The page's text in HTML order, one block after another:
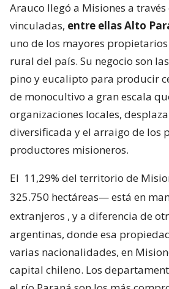
Arauco llegó a Misiones a través
vinculadas, entre ellas Alto
uno de los mayores
rural del país. Su negocio son
pino y eucalipto para producir
de monocultivo a gran escala
organizaciones locales,
diversificada y el arraigo de los
productores misioneros.
El 11,29% del territorio de
325.750 hectáreas— está en
extranjeros , y a diferencia de
argentinas, donde esa
varias nacionalidades, en
capital chileno. Los